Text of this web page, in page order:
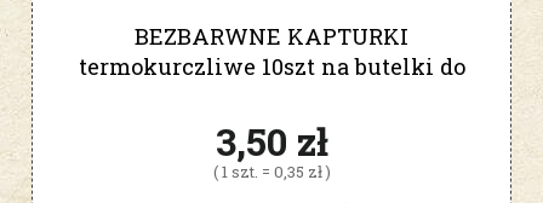
BEZBARWNE KAPTURKI
termokurczliwe 10szt na butelki do
3,50 zł
( 1 szt. = 0,35 zł )